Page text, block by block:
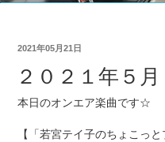
2021年05月21日
２０２１年５月
本日のオンエア楽曲です☆
【「若宮テイ子のちょこっ